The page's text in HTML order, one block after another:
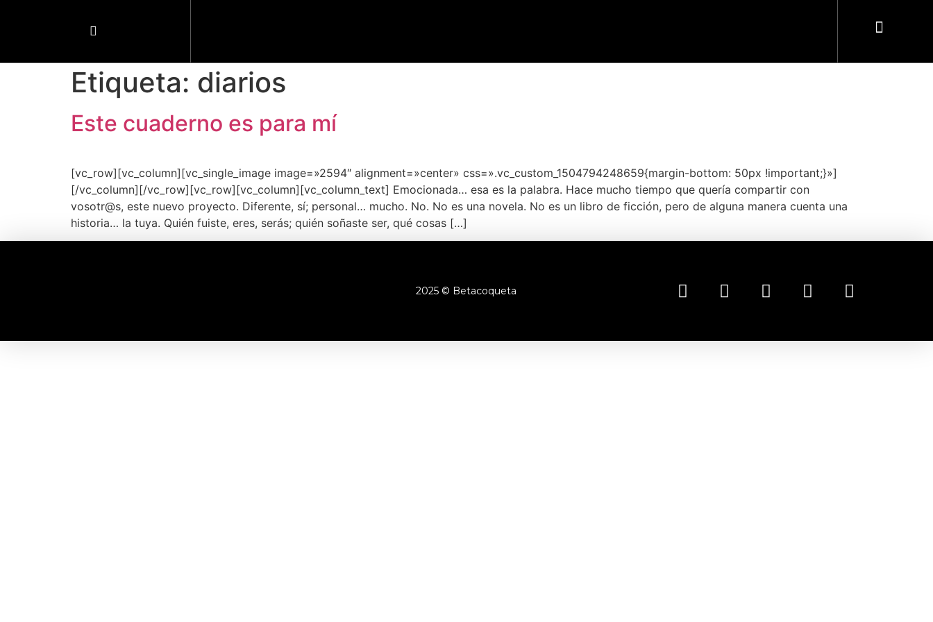
Etiqueta: diarios
Este cuaderno es para mí
[vc_row][vc_column][vc_single_image image=»2594″ alignment=»center» css=».vc_custom_1504794248659{margin-bottom: 50px !important;}»]
[/vc_column][/vc_row][vc_row][vc_column][vc_column_text] Emocionada… esa es la palabra. Hace mucho tiempo que quería compartir con
vosotr@s, este nuevo proyecto. Diferente, sí; personal… mucho. No. No es una novela. No es un libro de ficción, pero de alguna manera cuenta una
historia… la tuya. Quién fuiste, eres, serás; quién soñaste ser, qué cosas […]
2025 © Betacoqueta